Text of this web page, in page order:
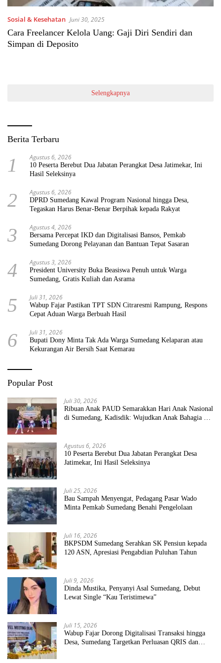
Sosial & Kesehatan Juni 30, 2025
Cara Freelancer Kelola Uang: Gaji Diri Sendiri dan
Simpan di Deposito
Selengkapnya
Berita Terbaru
1 Agustus 6, 2026
10 Peserta Berebut Dua Jabatan Perangkat Desa Jatimekar, Ini
Hasil Seleksinya
2 Agustus 6, 2026
DPRD Sumedang Kawal Program Nasional hingga Desa,
Tegaskan Harus Benar-Benar Berpihak kepada Rakyat
3 Agustus 4, 2026
Bersama Percepat IKD dan Digitalisasi Bansos, Pemkab
Sumedang Dorong Pelayanan dan Bantuan Tepat Sasaran
4 Agustus 3, 2026
President University Buka Beasiswa Penuh untuk Warga
Sumedang, Gratis Kuliah dan Asrama
5 Juli 31, 2026
Wabup Fajar Pastikan TPT SDN Citraresmi Rampung, Respons
Cepat Aduan Warga Berbuah Hasil
6 Juli 31, 2026
Bupati Dony Minta Tak Ada Warga Sumedang Kelaparan atau
Kekurangan Air Bersih Saat Kemarau
Popular Post
Juli 30, 2026
Ribuan Anak PAUD Semarakkan Hari Anak Nasional
di Sumedang, Kadisdik: Wujudkan Anak Bahagia dan
Agustus 6, 2026
10 Peserta Berebut Dua Jabatan Perangkat Desa
Jatimekar, Ini Hasil Seleksinya
Juli 25, 2026
Bau Sampah Menyengat, Pedagang Pasar Wado
Minta Pemkab Sumedang Benahi Pengelolaan
Juli 16, 2026
BKPSDM Sumedang Serahkan SK Pensiun kepada
120 ASN, Apresiasi Pengabdian Puluhan Tahun
Juli 9, 2026
Dinda Mustika, Penyanyi Asal Sumedang, Debut
Lewat Single “Kau Teristimewa”
Juli 15, 2026
Wabup Fajar Dorong Digitalisasi Transaksi hingga
Desa, Sumedang Targetkan Perluasan QRIS dan